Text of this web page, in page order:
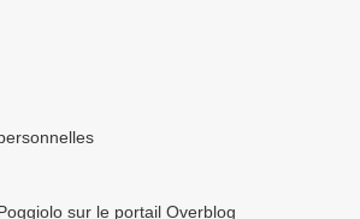
sur le portail Overblog